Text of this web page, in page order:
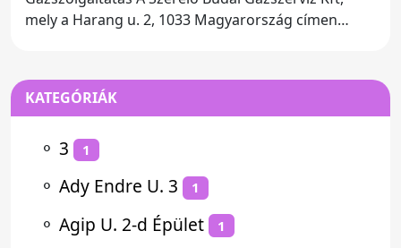
mely a Harang u. 2, 1033 Magyarország címen
KATEGÓRIÁK
⚬ 3 1
⚬ Ady Endre U. 3 1
⚬ Agip U. 2-d Épület 1